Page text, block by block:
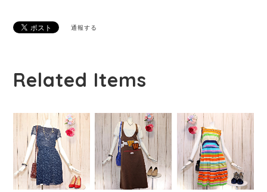
通報する
Related Items